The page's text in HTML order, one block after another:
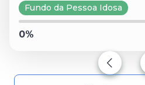
profissionais
físicos, psicólogos,
sociais , professor de
Promovendo a qualidade
por meio de serviços
um envelhecimento mais
Fundo da Pessoa Idosa
0%